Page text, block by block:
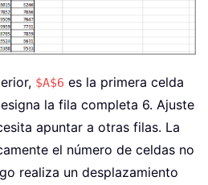
$A$6 es la primera celda
la fila completa 6. Ajuste
apuntar a otras filas. La
el número de celdas no
realiza un desplazamiento